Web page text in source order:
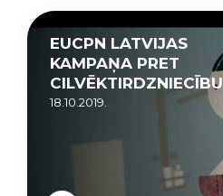
EUCPN LATVIJAS
KAMPAŅA PRET
CILVĒKTIRDZNIECĪBU
18.10.2019.